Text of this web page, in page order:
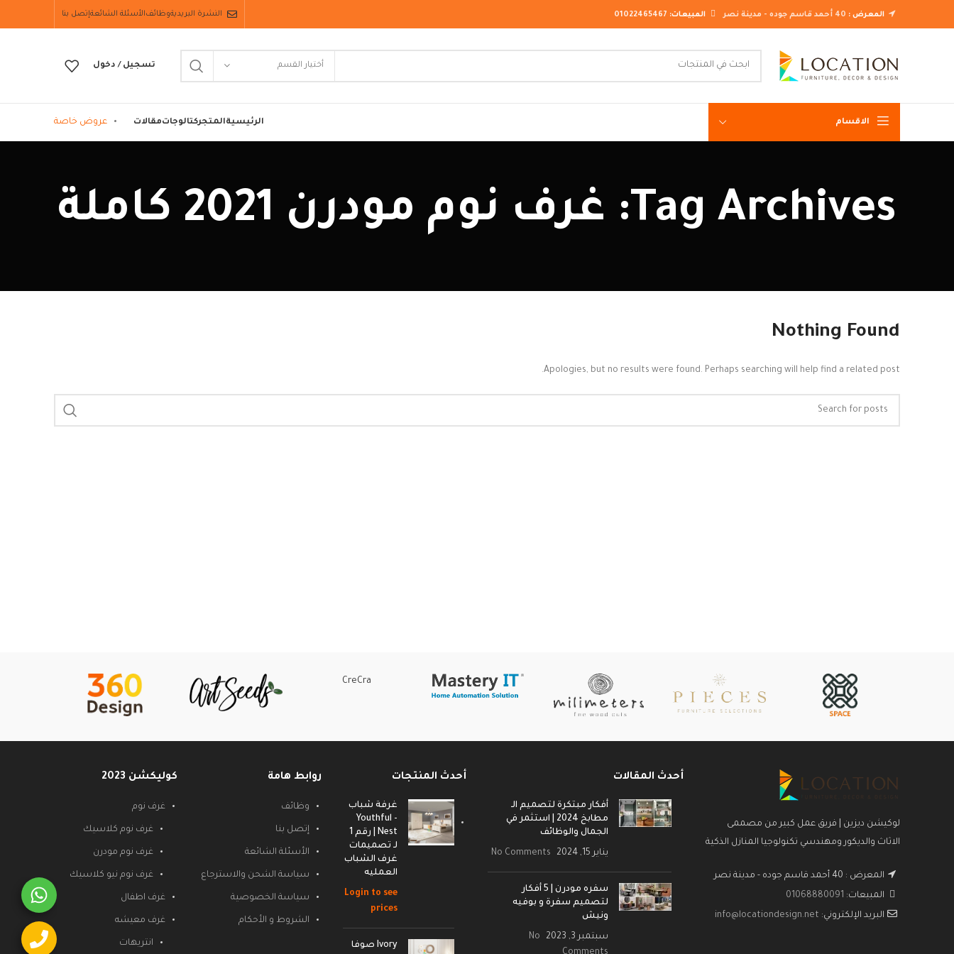
المعرض : المبيعات: 01022465467 النشرة البريديةوظائفالأسئلة الشائعةإتصل بنا
أختيار القسم تسجيل / دخول
الاقسام
غرف نوم مودرن
غرف نوم نيو كلاسيك
الرئيسيةالمتجركتالوجاتمقالات عروض خاصة
Tag Archives: غرف نوم مودرن 2021 كاملة
Nothing Found
Apologies, but no results were found. Perhaps searching will help find a related post.
CreCra
لوكيشن ديزين | فريق عمل كبير من مصممى
الاثاث والديكور ومهندسي تكنولوجيا المنازل الذكية
المعرض : 40 أحمد قاسم جوده - مدينة نصر
المبيعات: 01068880091
البريد الإلكتروني: info@locationdesign.net
أحدث المقالات
أفكار مبتكرة لتصميم الـ
مطابخ 2024 | استثمر في
الجمال والوظائف
يناير 15, 2024 No Comments
سفره مودرن | 5 أفكار
لتصميم سفرة و بوفيه
ونيش
سبتمبر 3, 2023
No
أحدث المنتجات
غرفة شباب
- Youthful
Nest | رقم 1
لـ تصميمات
غرف الشباب
العمليه
Login to see
prices
Ivory صوفا
روابط هامة
وظائف
إتصل بنا
الأسئلة الشائعة
سياسة الشحن والاسترجاع
سياسة الخصوصية
الشروط و الأحكام
كوليكشن 2023
غرف نوم
غرف نوم كلاسيك
غرف نوم مودرن
غرف نوم نيو كلاسيك
غرف اطفال
غرف معيشه
انتريهات